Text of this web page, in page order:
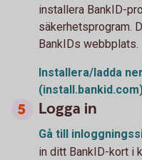
installera BankID-
säkerhetsprogram.
BankIDs webbplats.
Installera/ladda
Logga in
Gå till
in ditt BankID-kort i